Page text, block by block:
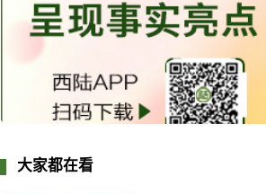
大家都在看